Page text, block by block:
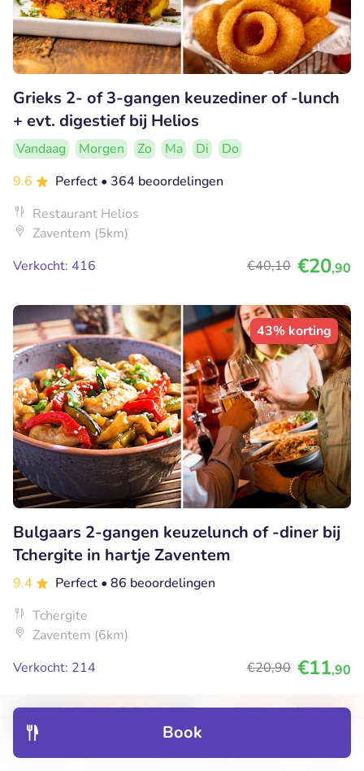
Book
Grieks 2- of 3-gangen keuzediner of -lunch
+ evt. digestief bij Helios
Vandaag Morgen Zo Ma Di
Do
9.6
Perfect • 364 beoordelingen
Restaurant Helios
Zaventem (5km)
Verkocht: 416
€40,10 €20,90
43% korting
Bulgaars 2-gangen keuzelunch of -diner bij
Tchergite in hartje Zaventem
9.4 Perfect • 86 beoordelingen
Tchergite
Zaventem (6km)
Verkocht: 214
€20,90 €11,90